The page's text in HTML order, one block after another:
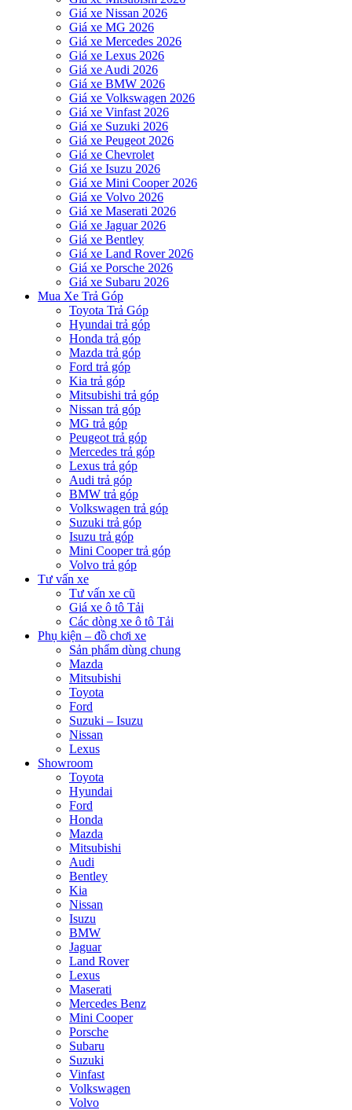
Giá xe Nissan 2026
Giá xe MG 2026
Giá xe Mercedes 2026
Giá xe Lexus 2026
Giá xe Audi 2026
Giá xe BMW 2026
Giá xe Volkswagen 2026
Giá xe Vinfast 2026
Giá xe Suzuki 2026
Giá xe Peugeot 2026
Giá xe Chevrolet
Giá xe Isuzu 2026
Giá xe Mini Cooper 2026
Giá xe Volvo 2026
Giá xe Maserati 2026
Giá xe Jaguar 2026
Giá xe Bentley
Giá xe Land Rover 2026
Giá xe Porsche 2026
Giá xe Subaru 2026
Mua Xe Trả Góp
Toyota Trả Góp
Hyundai trả góp
Honda trả góp
Mazda trả góp
Ford trả góp
Kia trả góp
Mitsubishi trả góp
Nissan trả góp
MG trả góp
Peugeot trả góp
Mercedes trả góp
Lexus trả góp
Audi trả góp
BMW trả góp
Volkswagen trả góp
Suzuki trả góp
Isuzu trả góp
Mini Cooper trả góp
Volvo trả góp
Tư vấn xe
Tư vấn xe cũ
Giá xe ô tô Tải
Các dòng xe ô tô Tải
Phụ kiện – đồ chơi xe
Sản phẩm dùng chung
Mazda
Mitsubishi
Toyota
Ford
Suzuki – Isuzu
Nissan
Lexus
Showroom
Toyota
Hyundai
Ford
Honda
Mazda
Mitsubishi
Audi
Bentley
Kia
Nissan
Isuzu
BMW
Jaguar
Land Rover
Lexus
Maserati
Mercedes Benz
Mini Cooper
Porsche
Subaru
Suzuki
Vinfast
Volkswagen
Volvo